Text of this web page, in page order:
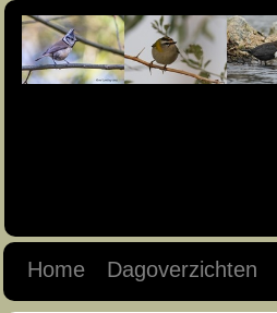
Home Dagoverzichten